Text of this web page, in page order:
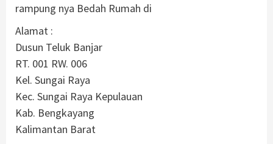
rampung nya Bedah Rumah di
Alamat :
Dusun Teluk Banjar
RT. 001 RW. 006
Kel. Sungai Raya
Kec. Sungai Raya Kepulauan
Kab. Bengkayang
Kalimantan Barat